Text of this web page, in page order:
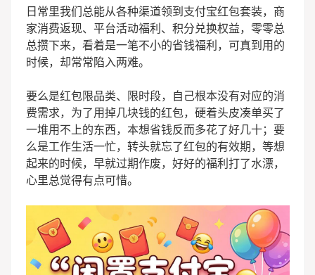
日常里我们总能从各种渠道领到支付宝红包套装，商
家消费返现、平台活动福利、积分兑换权益，零零总
总攒下来，看着是一笔不小的省钱福利，可真到用的
时候，却常常陷入两难。
要么是红包限品类、限时段，自己根本没有对应的消
费需求，为了用掉几块钱的红包，硬着头皮凑单买了
一堆用不上的东西，本想省钱反而多花了好几十；要
么是工作生活一忙，转头就忘了红包的有效期，等想
起来的时候，早就过期作废，好好的福利打了水漂，
心里总觉得有点可惜。